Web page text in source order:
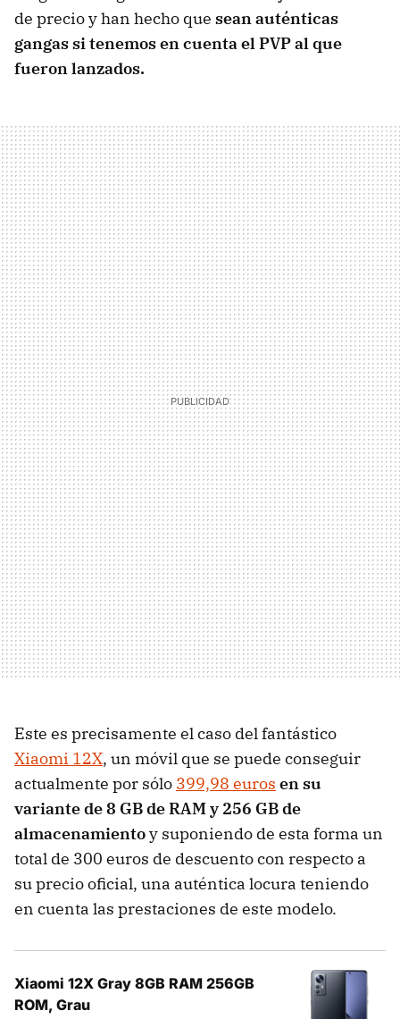
de precio y han hecho que sean auténticas
gangas si tenemos en cuenta el PVP al que
fueron lanzados.
Este es precisamente el caso del fantástico
Xiaomi 12X, un móvil que se puede conseguir
actualmente por sólo 399,98 euros en su
variante de 8 GB de RAM y 256 GB de
almacenamientoy suponiendo de esta forma un
total de 300 euros de descuento con respecto a
su precio oficial, una auténtica locura teniendo
en cuenta las prestaciones de este modelo.
Xiaomi 12X Gray 8GB RAM 256GB
ROM, Grau